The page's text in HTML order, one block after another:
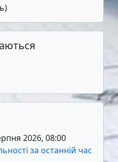
2026, 08:00
за останній час